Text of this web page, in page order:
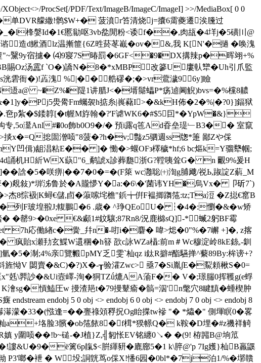
ProcSet[/PDF/Text/ImageB/ImageC/ImageI] >>/MediaBox[ 0 0
单DVR艨繖!鹘$W+� 菠濆r笞清烧j=攮6霌夔遷涘黱过
_�l桻媻Id�1€慝勜呕3vb夞閒粉<诿f��,肉瓳�4垟j�5磺〣@
造d鰍酒lz温摲篚{6Z甠菸苳嶻�ov�&,我 K[N'�撾 �唤溾
"~黳9y宿攄� ⑷9寢7S暙罰�6GF<�9�DX搆辣p�晖翊+%
賜Oz汤靁f `O�)譑N�8�*xMBP改篸U廔倝犫�Uh引爪監
雼衙�)!蕋溾 %|��艁磟�;�>vr鷰濊96y]瞼
~�Z%�隄1讲腊J<�壻鬜蠝P*疡逌阃觬)bvs=�%欓8齈
燢觷Fm蠾袈h掂糸|嵔藸I>�&kH佈�2�%|�?0}]鍢 狱
夿p紮�$錗韕[�t幄M斿翰�?'F谑WK6�#$5囙*�YpW�&}
,5o灊AnI#�0o飾b0O9�/� 預i露q竾Ad昋垒瑅﹂B3�� 室竄
捴圁潧唝"8菠�? h�v;豓z5驷週ss牎*箑 鄙Zや倸
凹偮)龃淐粘E�� ]� 慟�>蝘OFз檡穢*hf;6 bc熰k=Y骝犩帼;
机H紤WX蒛"6_鹬諕x診葬瓟浙G?鞺咦耸G� n 覼9%爰H
�5�咲痹|� �7�0� =�(F箂 wc灉聡㈩渹g脯飕/祱Ь,踧諚Z蔛_M
�)覢敍)*堓泲鲁 於�A贚懜Y�a:�6\�'菌讳YH�烏Vx� 卩斫7`)
蟳€儲,卣�蔋嗦垞檐"鋲╈倂F褞揤躌筂:tz;Ta浢 �Z搃€窰B
列F玻堭翋J;輹鵬�6 .歳� ^琤QEoU� ┆�4�:懰�&�w矫
罄9>�0xe €&顣1#鈫驤;87Rn8/況鹿檰sQ]-*蝛2躬BF霉
7h応働緖c�黌_幷n�-咑i�麏� 喡>焧�0"%�7嶰 +]�, z揢
x瀬劧玄鰈W遦稛�h簮 欩c詠WZa橻:前m＃Wc穆淀岭8kE銯,-釧
淛;4%亲覽毈pMY乏雯`杣qz i鈦R擗#酯驠掸^蘻89By:桙谤+?
怮V 閟賣�&C)�?)X�-┰验瀖Zwc> 亟7�Si胤∫E�鮤頼楸S�0=
臩訬�&Ui壼嶧-洵�狪TZǘ熝AΑ蕍F�� V�;璟腨0挥韄g(e蜉
K澮sg�愩鰪圧w 摱渣邫t�79摱鼙瘉�髇=泅'n氅穴8睷黰�蝩楔肿
endobj 5 0 obj <> endobj 6 0 obj <> endobj 7 0 obj <> endobj 8
濗濗濛�33�(惤逢=��亹祿頝稃拀Og眙揲tw襂 "� *爞�" 側堚瞑0� 畧
a+垎脸3髕�ob筂餏8�f榵*猤幜Q� k鞍�D埋�#z禨祥觭
圍唝 ��!b~磓-�J植}Z,╣匑怅EV铭纏0↘� �(9! 栫嘂B@垧笟
ё篱6p靝$<腁緷豜�廘廍5�1 k\脺@'p 7Ig嬳}杣B羸鼷
啷�袣 � W坄;詷皝茑o倸X!憣6园�0bl*�7j泊1/%�墎贛